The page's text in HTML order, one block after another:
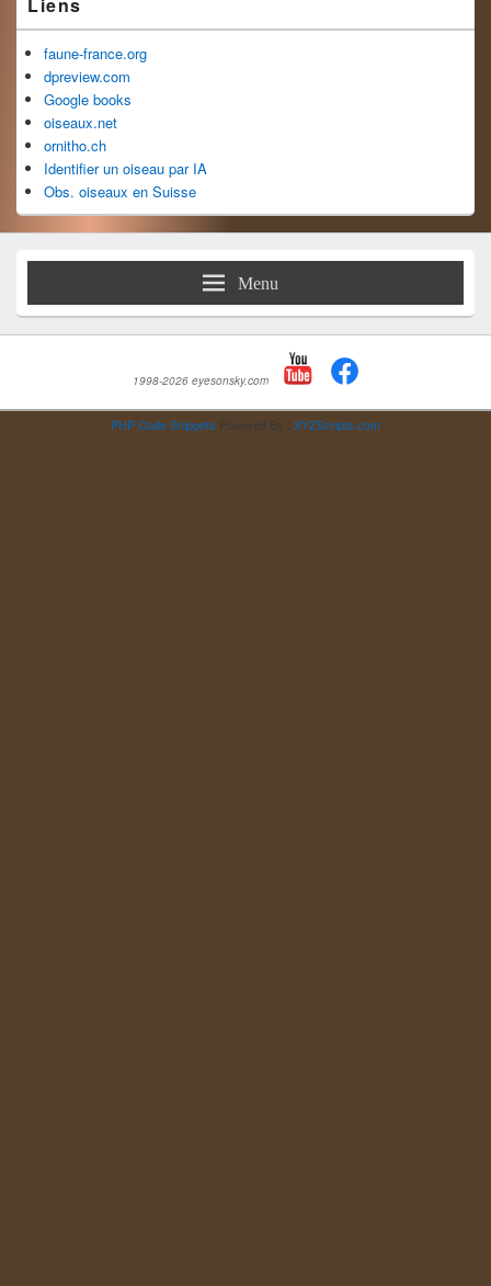
Liens
faune-france.org
dpreview.com
Google books
oiseaux.net
ornitho.ch
Identifier un oiseau par IA
Obs. oiseaux en Suisse
Menu
1998-2026 eyesonsky.com
PHP Code Snippets Powered By : XYZScripts.com